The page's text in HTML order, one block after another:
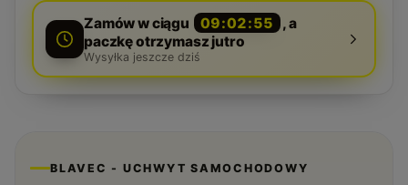
Zamów w ciągu 09:02:54
, a
paczkę otrzymasz jutro
Wysyłka jeszcze dziś
BLAVEC - UCHWYT SAMOCHODOWY